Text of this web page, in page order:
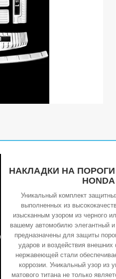
НАКЛАДКИ НА
Уникальный комплект
выполненных из
изысканным узором из черного
вашему автомобилю элегантный
предназначены для защиты
ударов и воздействия внешних
нержавеющей стали
коррозии. Уникальный узор из
матового титана не только